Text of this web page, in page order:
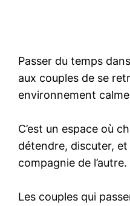
Passer du temps
aux couples de se
environnement
C’est un espace où
détendre, discuter,
compagnie de l’autre.
Les couples qui